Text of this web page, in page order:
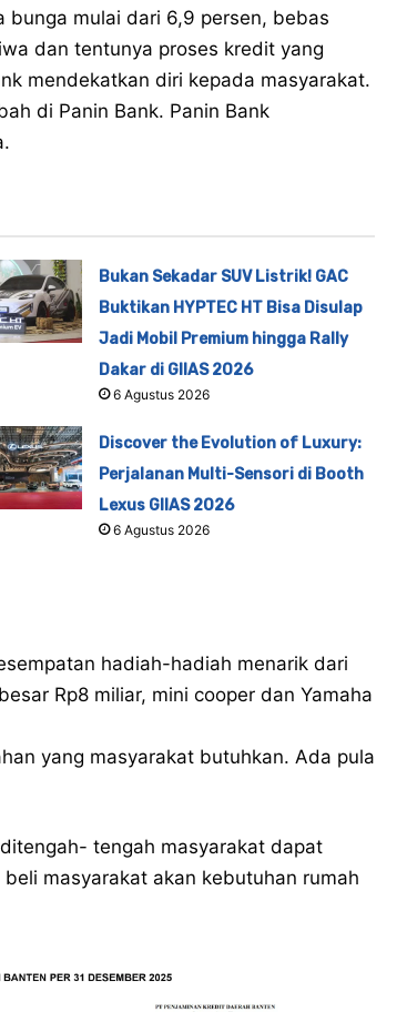
mulai dari 6,9 persen, bebas
dan tentunya proses kredit yang
mendekatkan diri kepada masyarakat.
di Panin Bank. Panin Bank
Bukan Sekadar SUV Listrik! GAC
Buktikan HYPTEC HT Bisa Disulap
Jadi Mobil Premium hingga Rally
Dakar di GIIAS 2026
6 Agustus 2026
Discover the Evolution of Luxury:
Perjalanan Multi-Sensori di Booth
Lexus GIIAS 2026
6 Agustus 2026
hadiah-hadiah menarik dari
Rp8 miliar, mini cooper dan Yamaha
yang masyarakat butuhkan. Ada pula
tengah masyarakat dapat
masyarakat akan kebutuhan rumah